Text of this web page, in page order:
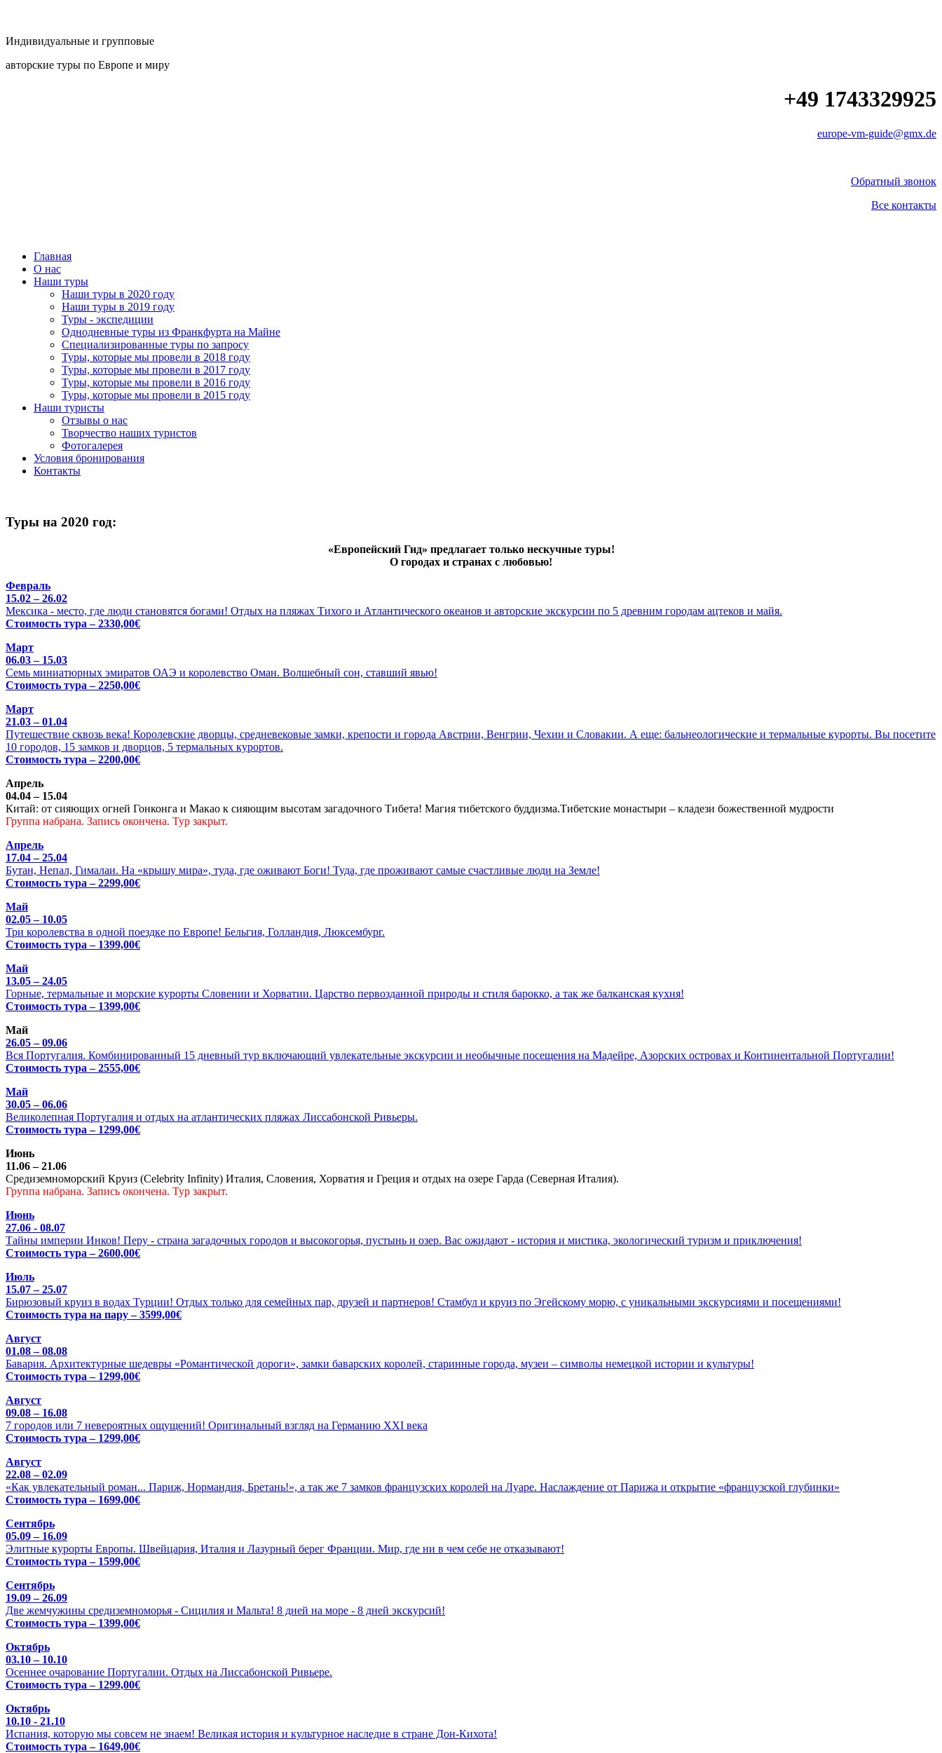
Индивидуальные и групповые
авторские туры по Европе и миру
+49 1743329925
europe-vm-guide@gmx.de
Обратный звонок
Все контакты
Главная
О нас
Наши туры
Наши туры в 2020 году
Наши туры в 2019 году
Туры - экспедиции
Однодневные туры из Франкфурта на Майне
Специализированные туры по запросу
Туры, которые мы провели в 2018 году
Туры, которые мы провели в 2017 году
Туры, которые мы провели в 2016 году
Туры, которые мы провели в 2015 году
Наши туристы
Отзывы о нас
Творчество наших туристов
Фотогалерея
Условия бронирования
Контакты
Туры на 2020 год:
«Европейский Гид» предлагает только нескучные туры!
О городах и странах с любовью!
Февраль
15.02 – 26.02
Мексика - место, где люди становятся богами! Отдых на пляжах Тихого и Атлантического океанов и авторские экскурсии по 5 древним городам ацтеков и майя.
Стоимость тура – 2330,00€
Март
06.03 – 15.03
Семь миниатюрных эмиратов ОАЭ и королевство Оман. Волшебный сон, ставший явью!
Стоимость тура – 2250,00€
Март
21.03 – 01.04
Путешествие сквозь века! Королевские дворцы, средневековые замки, крепости и города Австрии, Венгрии, Чехии и Словакии. А еще: бальнеологические и термальные курорты. Вы посетите
10 городов, 15 замков и дворцов, 5 термальных курортов.
Стоимость тура – 2200,00€
Апрель
04.04 – 15.04
Китай: от сияющих огней Гонконга и Макао к сияющим высотам загадочного Тибета! Магия тибетского буддизма.Тибетские монастыри – кладези божественной мудрости
Группа набрана. Запись окончена. Тур закрыт.
Апрель
17.04 – 25.04
Бутан, Непал, Гималаи. На «крышу мира», туда, где оживают Боги! Туда, где проживают самые счастливые люди на Земле!
Стоимость тура – 2299,00€
Май
02.05 – 10.05
Три королевства в одной поездке по Европе! Бельгия, Голландия, Люксембург.
Стоимость тура – 1399,00€
Май
13.05 – 24.05
Горные, термальные и морские курорты Словении и Хорватии. Царство первозданной природы и стиля барокко, а так же балканская кухня!
Стоимость тура – 1399,00€
Май
26.05 – 09.06
Вся Португалия. Комбинированный 15 дневный тур включающий увлекательные экскурсии и необычные посещения на Мадейре, Азорских островах и Континентальной Португалии!
Стоимость тура – 2555,00€
Май
30.05 – 06.06
Великолепная Португалия и отдых на атлантических пляжах Лиссабонской Ривьеры.
Стоимость тура – 1299,00€
Июнь
11.06 – 21.06
Средиземноморский Круиз (Celebrity Infinity) Италия, Словения, Хорватия и Греция и отдых на озере Гарда (Северная Италия).
Группа набрана. Запись окончена. Тур закрыт.
Июнь
27.06 - 08.07
Тайны империи Инков! Перу - страна загадочных городов и высокогорья, пустынь и озер. Вас ожидают - история и мистика, экологический туризм и приключения!
Стоимость тура – 2600,00€
Июль
15.07 – 25.07
Бирюзовый круиз в водах Турции! Отдых только для семейных пар, друзей и партнеров! Стамбул и круиз по Эгейскому морю, с уникальными экскурсиями и посещениями!
Стоимость тура на пару – 3599,00€
Август
01.08 – 08.08
Бавария. Архитектурные шедевры «Романтической дороги», замки баварских королей, старинные города, музеи – символы немецкой истории и культуры!
Стоимость тура – 1299,00€
Август
09.08 – 16.08
7 городов или 7 невероятных ощущений! Оригинальный взгляд на Германию XXI века
Стоимость тура – 1299,00€
Август
22.08 – 02.09
«Как увлекательный роман... Париж, Нормандия, Бретань!», а так же 7 замков французских королей на Луаре. Наслаждение от Парижа и открытие «французской глубинки»
Стоимость тура – 1699,00€
Сентябрь
05.09 – 16.09
Элитные курорты Европы. Швейцария, Италия и Лазурный берег Франции. Мир, где ни в чем себе не отказывают!
Стоимость тура – 1599,00€
Сентябрь
19.09 – 26.09
Две жемчужины средиземноморья - Сицилия и Мальта! 8 дней на море - 8 дней экскурсий!
Стоимость тура – 1399,00€
Октябрь
03.10 – 10.10
Осеннее очарование Португалии. Отдых на Лиссабонской Ривьере.
Стоимость тура – 1299,00€
Октябрь
10.10 - 21.10
Испания, которую мы совсем не знаем! Великая история и культурное наследие в стране Дон-Кихота!
Стоимость тура – 1649,00€